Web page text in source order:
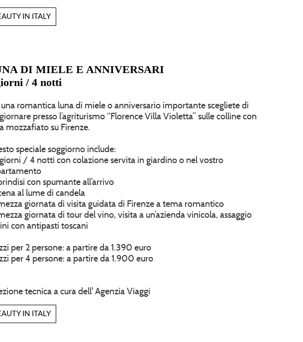
IN ITALY
DI MIELE E ANNIVERSARI
/ 4 notti
una romantica luna di miele o anniversario importante scegliete di
presso l’agriturismo “Florence Villa Violetta” sulle colline con
mozzafiato su Firenze.
speciale soggiorno include:
/ 4 notti con colazione servita in giardino o nel vostro
con spumante all’arrivo
al lume di candela
giornata di visita guidata di Firenze a tema romantico
giornata di tour del vino, visita a un’azienda vinicola, assaggio
con antipasti toscani
per 2 persone: a partire da 1.390 euro
per 4 persone: a partire da 1.900 euro
tecnica a cura dell' Agenzia Viaggi
IN ITALY